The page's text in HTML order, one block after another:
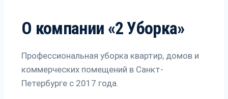
О компании «2 Уборка»
Профессиональная уборка квартир, домов и
коммерческих помещений в Санкт-
Петербурге с 2017 года.